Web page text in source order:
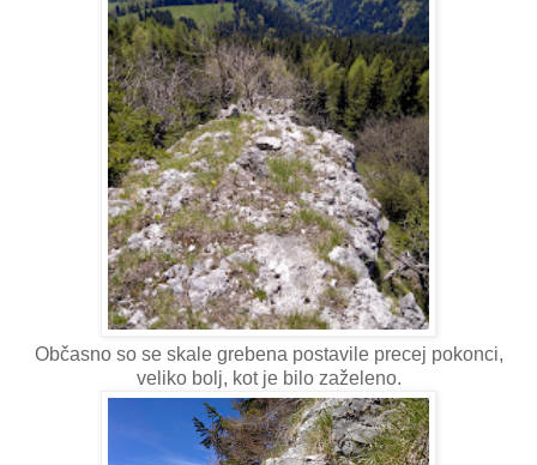
Občasno so se skale grebena postavile precej pokonci,
veliko bolj, kot je bilo zaželeno.